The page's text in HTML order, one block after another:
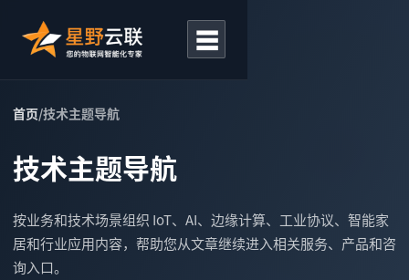
☰
首页/技术主题导航
技术主题导航
按业务和技术场景组织 IoT、AI、边缘计算、工业协议、智能家
居和行业应用内容，帮助您从文章继续进入相关服务、产品和咨
询入口。